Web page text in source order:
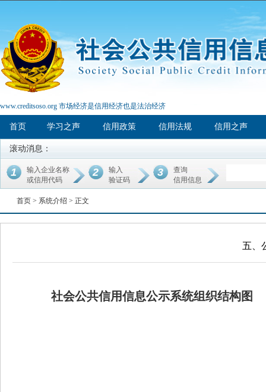
www.creditsoso.org 市场经济是信用经济也是法治经济
首页 学习之声 信用政策 信用法规 信用之声
滚动消息：
1
输入企业名称
或信用代码
2
输入
验证码
3
查询
信用信息
首页 > 系统介绍 > 正文
五、
社会公共信用信息公示系统组织结构图